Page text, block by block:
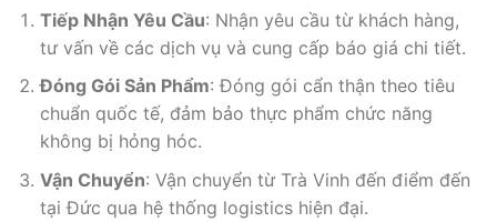
Tiếp Nhận Yêu Cầu: Nhận yêu cầu từ khách hàng,
tư vấn về các dịch vụ và cung cấp báo giá chi tiết.
Đóng Gói Sản Phẩm: Đóng gói cẩn thận theo tiêu
chuẩn quốc tế, đảm bảo thực phẩm chức năng
không bị hỏng hóc.
Vận Chuyển: Vận chuyển từ Trà Vinh đến điểm đến
tại Đức qua hệ thống logistics hiện đại.